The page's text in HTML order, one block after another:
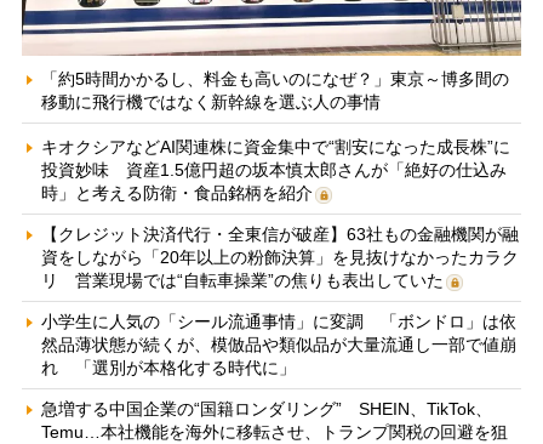
「約5時間かかるし、料金も高いのになぜ？」東京～博多間の
移動に飛行機ではなく新幹線を選ぶ人の事情
キオクシアなどAI関連株に資金集中で“割安になった成長株”に
投資妙味 資産1.5億円超の坂本慎太郎さんが「絶好の仕込み
時」と考える防衛・食品銘柄を紹介
【クレジット決済代行・全東信が破産】63社もの金融機関が融
資をしながら「20年以上の粉飾決算」を見抜けなかったカラク
リ 営業現場では“自転車操業”の焦りも表出していた
小学生に人気の「シール流通事情」に変調 「ボンドロ」は依
然品薄状態が続くが、模倣品や類似品が大量流通し一部で値崩
れ 「選別が本格化する時代に」
急増する中国企業の“国籍ロンダリング” SHEIN、TikTok、
Temu…本社機能を海外に移転させ、トランプ関税の回避を狙